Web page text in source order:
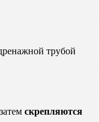
трубой
скрепляются